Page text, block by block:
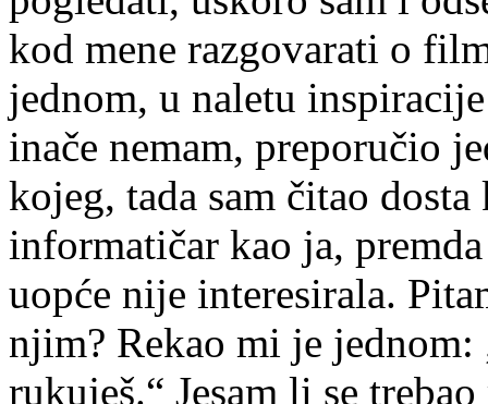
kod mene razgovarati o
jednom, u naletu
inače nemam, preporučio
kojeg, tada sam čitao
informatičar kao ja,
uopće nije interesirala.
njim? Rekao mi je
rukuješ.“ Jesam li se